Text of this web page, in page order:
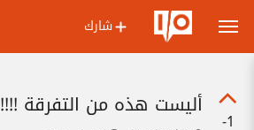
شارك
-1
أليست هذه من التفرقة !!!!